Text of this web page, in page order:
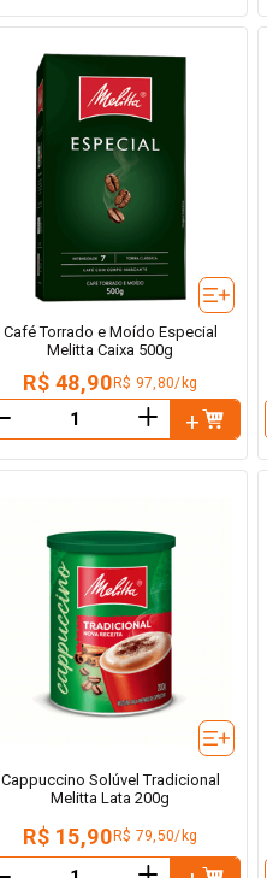
Café Torrado e Moído Especial
Melitta Caixa 500g
R$ 48,90R$ 97,80/kg
＋
Cappuccino Solúvel Tradicional
Melitta Lata 200g
R$ 15,90 R$ 79,50/kg